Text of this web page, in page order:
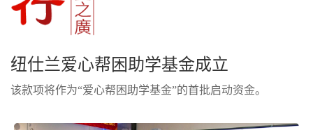
纽仕兰爱心帮困助学基金成立
该款项将作为“爱心帮困助学基金”的首批启动资金。